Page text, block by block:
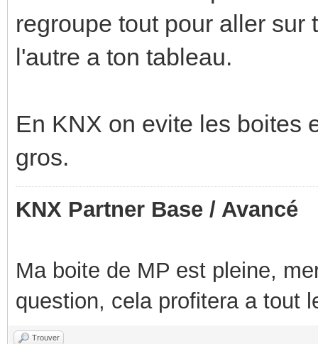
regroupe tout pour aller sur
l'autre a ton tableau.
En KNX on evite les boites
gros.
KNX Partner Base / Avancé
Ma boite de MP est pleine,
question, cela profitera a tout
Trouver